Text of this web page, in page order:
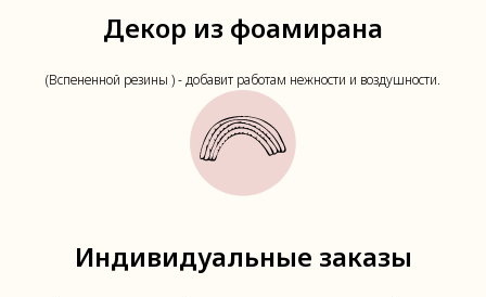
Декор из фоамирана
(Вспененной резины ) - добавит работам нежности и воздушности.
Индивидуальные заказы